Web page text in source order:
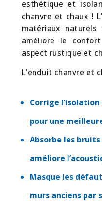
esthétique et
chanvre et chaux !
matériaux
améliore le
aspect rustique et
L’enduit chanvre et
Corrige
pour une
Absorbe les
améliore
Masque les
murs anciens par